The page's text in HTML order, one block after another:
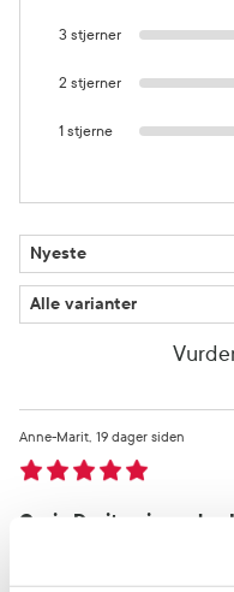
3 stjerner
2 stjerner
1 stjerne
Greie D-vitamin perler.
19 dager siden
Anne-Marit